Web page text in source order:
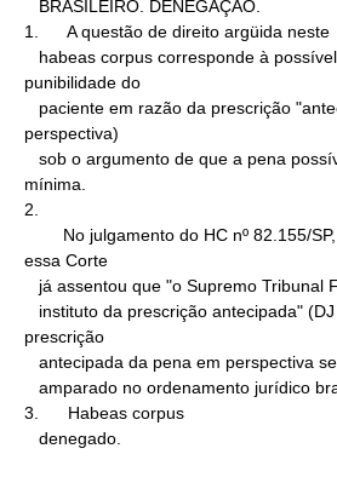
1.      A questão de direito argüida neste
punibilidade do
perspectiva)
mínima.
2.
essa Corte
prescrição
3.      Habeas corpus
   denegado.